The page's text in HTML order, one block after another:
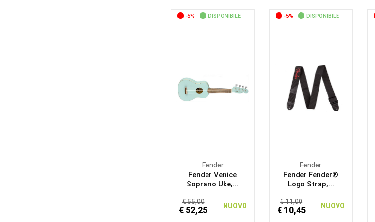
-5% DISPONIBILE
Fender
Fender Venice
Soprano Uke,...
€ 55,00
€ 52,25 NUOVO
-5% DISPONIBILE
Fender
Fender Fender®
Logo Strap,...
€ 11,00
€ 10,45 NUOVO